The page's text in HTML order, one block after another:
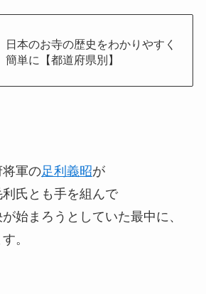
日本のお寺の歴史をわかりやすく
簡単に【都道府県別】
将軍の足利義昭が
氏とも手を組んで
始まろうとしていた最中に、
。